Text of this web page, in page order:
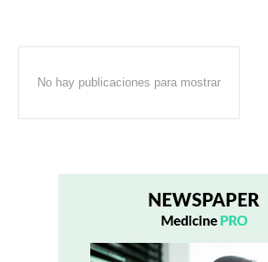
No hay publicaciones para mostrar